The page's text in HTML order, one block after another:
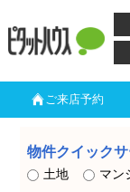
ご来店予約
物件クイック
土地
マン